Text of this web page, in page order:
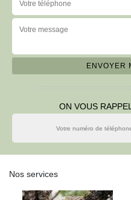
ON VOUS
Nos services